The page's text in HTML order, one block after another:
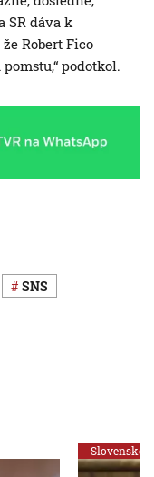
SR dáva k
Robert Fico
podotkol.
SNS
Slovensko